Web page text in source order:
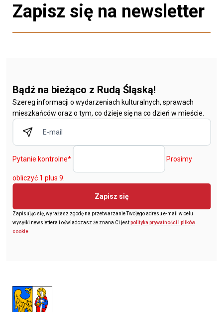
Zapisz się na newsletter
Bądź na bieżąco z Rudą Śląską!
Szereg informacji o wydarzeniach kulturalnych, sprawach
mieszkańców oraz o tym, co dzieje się na co dzień w mieście.
Pytanie kontrolne* Prosimy
obliczyć 1 plus 9.
Zapisz się
Zapisując się, wyrażasz zgodę na przetwarzanie Twojego adresu e-mail w celu
wysyłki newslettera i oświadczasz że znana Ci jestpolityka prywatności i plików
cookie